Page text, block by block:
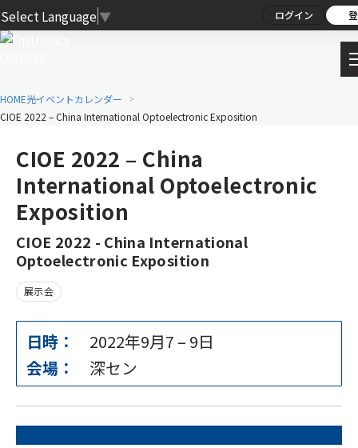
Select Language ▼ ログイン
HOME光イベントカレンダー
CIOE 2022 – China International Optoelectronic Exposition
CIOE 2022 – China
International Optoelectronic
Exposition
CIOE 2022 - China International
Optoelectronic Exposition
展示会
日時： 2022年9月7 – 9日
会場：
深セン